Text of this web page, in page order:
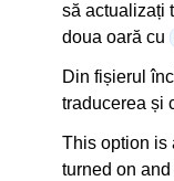
să actualizați
doua oară cu
Din fișierul
traducerea și
This option is
turned on